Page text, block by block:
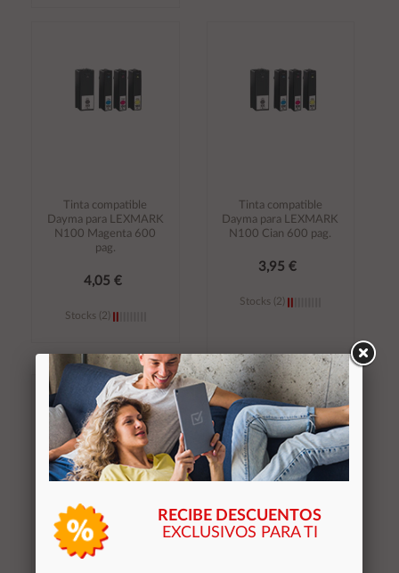
Tinta compatible
Dayma para LEXMARK
N100 Magenta 600
pag.
4,05 €
Stocks (2)
Añadir al
carrito
Tinta compatible
Dayma para LEXMARK
N100 Cian 600 pag.
3,95 €
Stocks (2)
Añadir al
carrito
Tinta reciclada Dayma
RECIBE DESCUENTOS
EXCLUSIVOS PARA TI